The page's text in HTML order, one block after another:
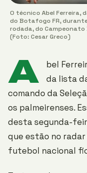
O técnico Abel Ferreira,
do Botafogo FR,
rodada, do Campeonato
(Foto: Cesar Greco)
A
bel
da lista
comando da
os palmeirenses.
desta segunda-
que estão no
futebol nacional